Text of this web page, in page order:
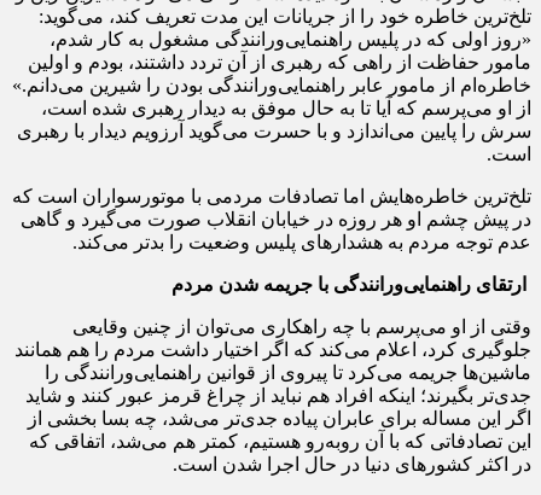
تلخ‌ترین خاطره خود را از جریانات این مدت تعریف کند، می‌گوید:
«روز اولی که در پلیس راهنمایی‌ورانندگی مشغول به کار شدم،
مامور حفاظت از راهی که رهبری از آن تردد داشتند، بودم و اولین
خاطره‌ام از مامور عابر راهنمایی‌ورانندگی بودن را شیرین می‌دانم.»
از او می‌پرسم که آیا تا به حال موفق به دیدار رهبری شده است،
سرش را پایین می‌اندازد و با حسرت می‌گوید آرزویم دیدار با رهبری
است.
تلخ‌ترین خاطره‌هایش اما تصادفات مردمی با موتورسواران است که
در پیش چشم او هر روزه در خیابان انقلاب صورت می‌گیرد و گاهی
عدم توجه مردم به هشدارهای پلیس وضعیت را بدتر می‌کند.
ارتقای راهنمایی‌ورانندگی با جریمه شدن مردم
وقتی از او می‌پرسم با چه راهکاری می‌توان از چنین وقایعی
جلوگیری کرد، اعلام می‌کند که اگر اختیار داشت مردم را هم همانند
ماشین‌ها جریمه می‌کرد تا پیروی از قوانین راهنمایی‌ورانندگی را
جدی‌تر بگیرند؛ اینکه افراد هم نباید از چراغ قرمز عبور کنند و شاید
اگر این مساله برای عابران پیاده جدی‌تر می‌شد، چه بسا بخشی از
این تصادفاتی که با آن روبه‌رو هستیم، کمتر هم می‌شد، اتفاقی که
در اکثر کشورهای دنیا در حال اجرا شدن است.